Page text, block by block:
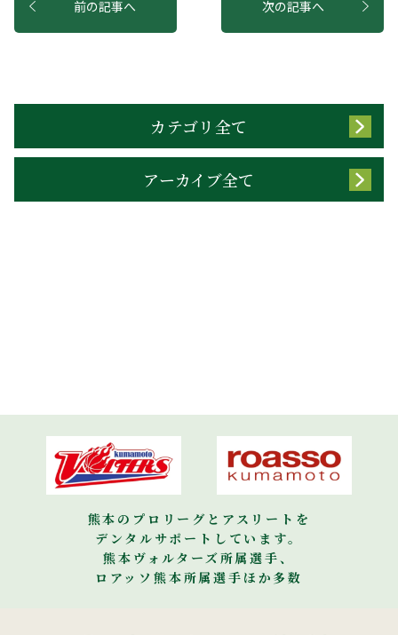
前の記事へ 次の記事へ
カテゴリ全て
アーカイブ全て
熊本のプロリーグとアスリートを
デンタルサポートしています。
熊本ヴォルターズ所属選手、
ロアッソ熊本所属選手ほか多数